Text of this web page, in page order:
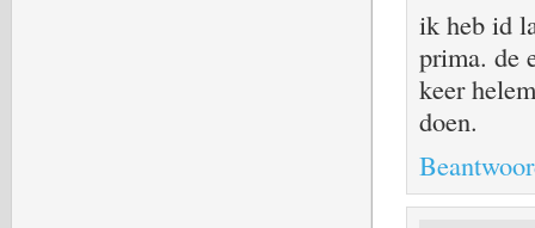
ik heb id
prima. de
keer
doen.